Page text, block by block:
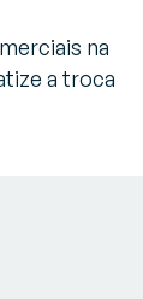
na
a troca